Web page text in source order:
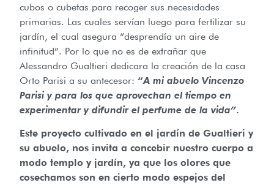
cubos o cubetas para recoger sus necesidades
primarias. Las cuales servían luego para fertilizar su
jardín, el cual asegura “desprendía un aire de
infinitud”. Por lo que no es de extrañar que
Alessandro Gualtieri dedicara la creación de la casa
Orto Parisi a su antecesor: “A mi abuelo Vincenzo
Parisi y para los que aprovechan el tiempo en
experimentar y difundir el perfume de la vida”.
Este proyecto cultivado en el jardín de Gualtieri y
su abuelo, nos invita a concebir nuestro cuerpo a
modo templo y jardín, ya que los olores que
cosechamos son en cierto modo espejos del